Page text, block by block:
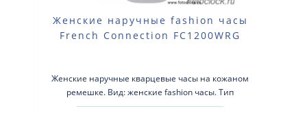
Женские наручные fashion часы
French Connection FC1200WRG
Женские наручные кварцевые часы на кожаном
ремешке. Вид: женские fashion часы. Тип
механизма: кварцевые. Корпус: стальной..